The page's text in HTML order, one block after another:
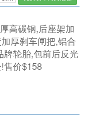
高碳钢,后座架加
厚刹车闸把,铝合
牌轮胎,包前后反光
售价$158